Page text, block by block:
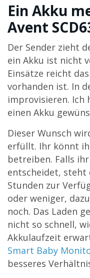
Ein Akku
Avent
Der Sender zieht
ein Akku ist nicht
Einsätze reicht
vorhanden ist. In
improvisieren. Ich
einen Akku
Dieser Wunsch
erfüllt. Ihr könnt
betreiben. Falls
entscheidet, steht
Stunden zur
oder weniger,
noch. Das Laden
nicht so schnell,
Akkulaufzeit
Smart Baby
besseres